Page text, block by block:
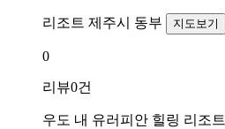
리조트 제주시 동부 지도보기
0
리뷰0건
우도 내 유러피안 힐링 리조트